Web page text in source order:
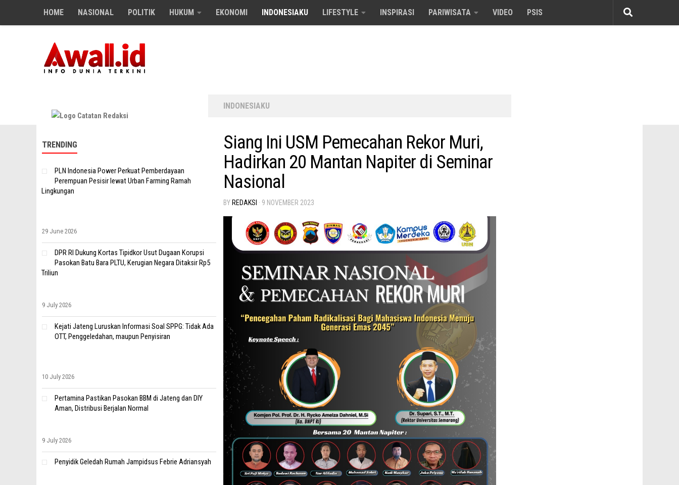
Skip to content
HOME NASIONAL POLITIK HUKUM EKONOMI INDONESIAKU LIFESTYLE INSPIRASI PARIWISATA VIDEO PSIS
INDONESIAKU
Siang Ini USM Pemecahan Rekor Muri,
Hadirkan 20 Mantan Napiter di Seminar
Nasional
BY REDAKSI · 9 NOVEMBER 2023
TRENDING
PLN Indonesia Power Perkuat Pemberdayaan
Perempuan Pesisir lewat Urban Farming Ramah
Lingkungan
29 June 2026
DPR RI Dukung Kortas Tipidkor Usut Dugaan Korupsi
Pasokan Batu Bara PLTU, Kerugian Negara Ditaksir Rp5
Triliun
9 July 2026
Kejati Jateng Luruskan Informasi Soal SPPG: Tidak Ada
OTT, Penggeledahan, maupun Penyisiran
10 July 2026
Pertamina Pastikan Pasokan BBM di Jateng dan DIY
Aman, Distribusi Berjalan Normal
9 July 2026
Penyidik Geledah Rumah Jampidsus Febrie Adriansyah